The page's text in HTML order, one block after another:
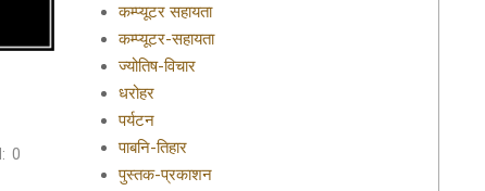
0
कम्प्यूटर सहायता
कम्प्यूटर-सहायता
ज्योतिष-विचार
धरोहर
पर्यटन
पाबनि-तिहार
पुस्तक-प्रकाशन